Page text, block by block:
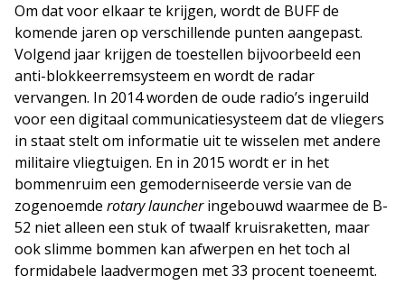
Om dat voor elkaar te krijgen, wordt de BUFF de
komende jaren op verschillende punten aangepast.
Volgend jaar krijgen de toestellen bijvoorbeeld een
anti-blokkeerremsysteem en wordt de radar
vervangen. In 2014 worden de oude radio’s ingeruild
voor een digitaal communicatiesysteem dat de vliegers
in staat stelt om informatie uit te wisselen met andere
militaire vliegtuigen. En in 2015 wordt er in het
bommenruim een gemoderniseerde versie van de
zogenoemde rotary launcheringebouwd waarmee de B-
52 niet alleen een stuk of twaalf kruisraketten, maar
ook slimme bommen kan afwerpen en het toch al
formidabele laadvermogen met 33 procent toeneemt.